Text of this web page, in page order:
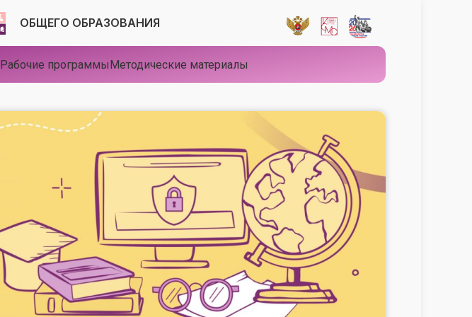
ОБЩЕГО ОБРАЗОВАНИЯ
Рабочие программыМетодические материалы